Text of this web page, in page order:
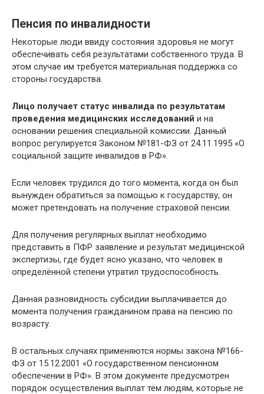
Пенсия по инвалидности
Некоторые люди ввиду состояния здоровья не могут
обеспечивать себя результатами собственного труда. В
этом случае им требуется материальная поддержка со
стороны государства.
Лицо получает статус инвалида по результатам
проведения медицинских исследований и на
основании решения специальной комиссии. Данный
вопрос регулируется Законом №181-ФЗ от 24.11.1995 «О
социальной защите инвалидов в РФ».
Если человек трудился до того момента, когда он был
вынужден обратиться за помощью к государству, он
может претендовать на получение страховой пенсии.
Для получения регулярных выплат необходимо
представить в ПФР заявление и результат медицинской
экспертизы, где будет ясно указано, что человек в
определённой степени утратил трудоспособность.
Данная разновидность субсидии выплачивается до
момента получения гражданином права на пенсию по
возрасту.
В остальных случаях применяются нормы закона №166-
ФЗ от 15.12.2001 «О государственном пенсионном
обеспечении в РФ». В этом документе предусмотрен
порядок осуществления выплат тем людям, которые не